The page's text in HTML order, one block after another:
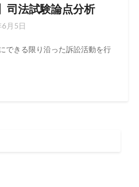
司法試験論点分析
月5日
きる限り沿った訴訟活動を行